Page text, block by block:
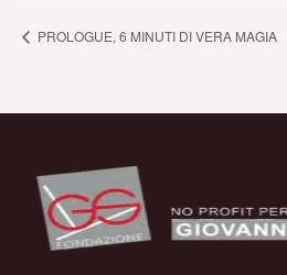
PROLOGUE, 6 MINUTI DI VERA MAGIA